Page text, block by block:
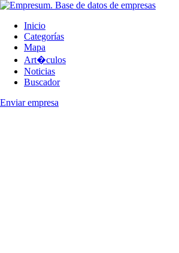
Inicio
Categorías
Mapa
Art�culos
Noticias
Buscador
Enviar empresa